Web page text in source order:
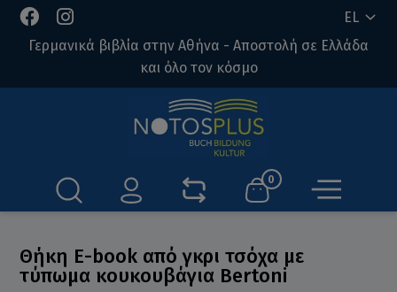
EL
Γερμανικά βιβλία στην Αθήνα - Αποστολή σε Ελλάδα
και όλο τον κόσμο
0
Θήκη E-book από γκρι τσόχα με
τύπωμα κουκουβάγια Bertoni